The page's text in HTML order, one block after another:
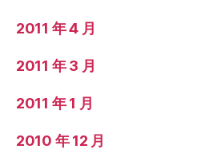
2011 年 4 月
2011 年 3 月
2011 年 1 月
2010 年 12 月